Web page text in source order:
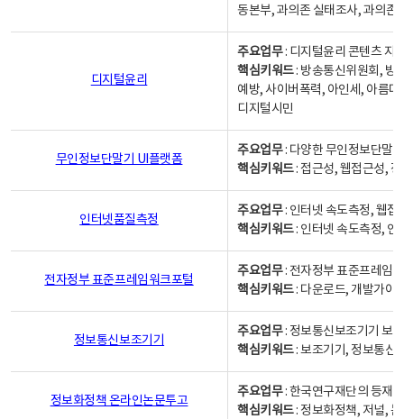
동본부, 과의존 실태조사, 과의존
디지털윤리
주요업무: 디지털윤리 콘텐츠 지
핵심키워드: 방송통신위원회, 방
예방, 사이버폭력, 아인세, 아름
디지털시민
무인정보단말기 UI플랫폼
주요업무: 다양한 무인정보단말
핵심키워드: 접근성, 웹접근성,
인터넷품질측정
주요업무: 인터넷 속도측정, 웹접
핵심키워드: 인터넷 속도측정, 인
전자정부 표준프레임워크포털
주요업무: 전자정부 표준프레임
핵심키워드: 다운로드, 개발가이
정보통신보조기기
주요업무: 정보통신보조기기 보
핵심키워드: 보조기기, 정보통신
정보화정책 온라인논문투고
주요업무: 한국연구재단의 등재
핵심키워드: 정보화정책, 저널,